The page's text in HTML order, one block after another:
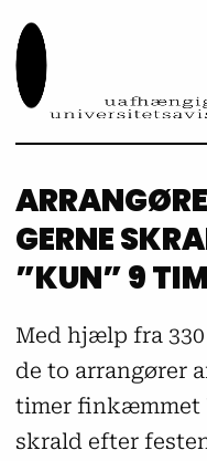
GERNE
”KUN” 9
Med hjælp fra
de to arrangører
timer finkæmmet
skrald efter